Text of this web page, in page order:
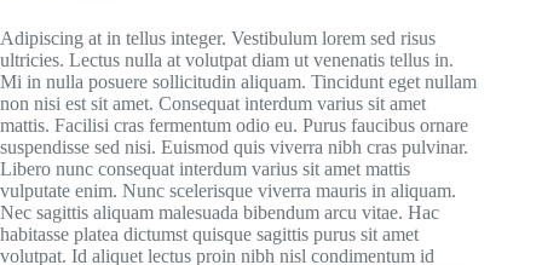
Adipiscing at in tellus integer. Vestibulum lorem sed risus
ultricies. Lectus nulla at volutpat diam ut venenatis tellus in.
Mi in nulla posuere sollicitudin aliquam. Tincidunt eget nullam
non nisi est sit amet. Consequat interdum varius sit amet
mattis. Facilisi cras fermentum odio eu. Purus faucibus ornare
suspendisse sed nisi. Euismod quis viverra nibh cras pulvinar.
Libero nunc consequat interdum varius sit amet mattis
vulputate enim. Nunc scelerisque viverra mauris in aliquam.
Nec sagittis aliquam malesuada bibendum arcu vitae. Hac
habitasse platea dictumst quisque sagittis purus sit amet
volutpat. Id aliquet lectus proin nibh nisl condimentum id